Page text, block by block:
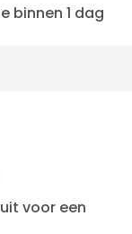
binnen 1 dag
voor een